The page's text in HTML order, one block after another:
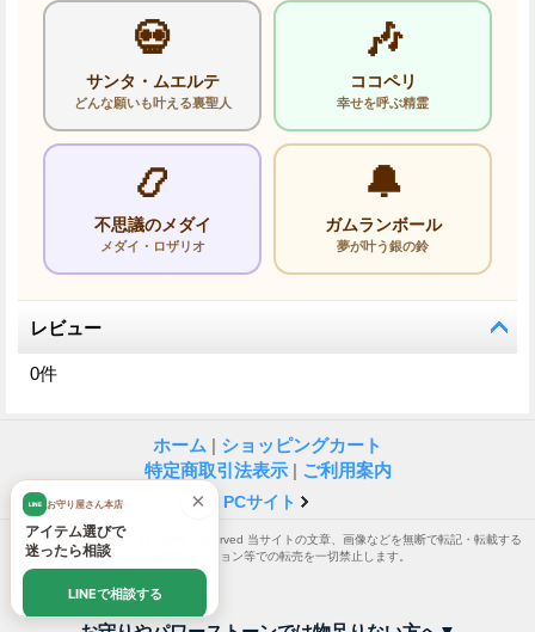
💀
サンタ・ムエルテ
どんな願いも叶える裏聖人
🎶
ココペリ
幸せを呼ぶ精霊
📿
不思議のメダイ
メダイ・ロザリオ
🔔
ガムランボール
夢が叶う銀の鈴
レビュー
0件
ホーム | ショッピングカート
特定商取引法表示 | ご利用案内
PCサイト
© 2005 お守り屋さん. All Rights Reserved 当サイトの文章、画像などを無断で転記・転載する
こと及びオークション等での転売を一切禁止します。
×
LINE お守り屋さん本店
アイテム選びで
迷ったら相談
LINEで相談する